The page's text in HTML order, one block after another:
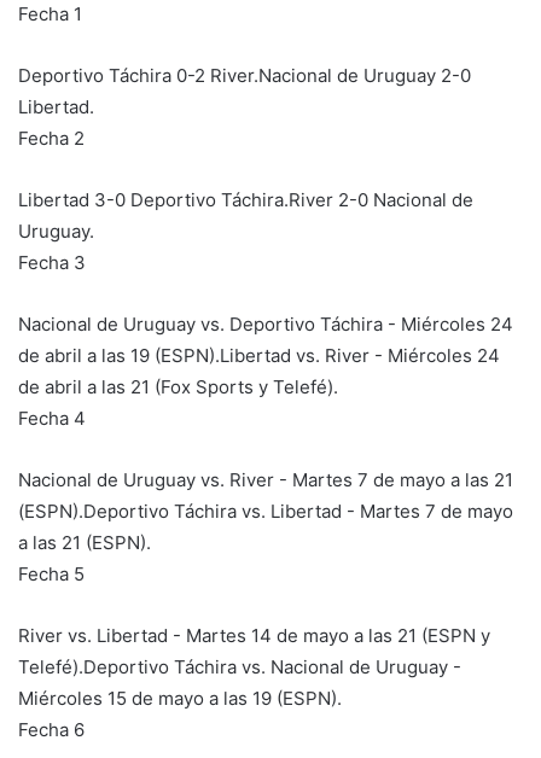
Fecha 1
Deportivo Táchira 0-2 River.Nacional de Uruguay 2-0
Libertad.
Fecha 2
Libertad 3-0 Deportivo Táchira.River 2-0 Nacional de
Uruguay.
Fecha 3
Nacional de Uruguay vs. Deportivo Táchira - Miércoles 24
de abril a las 19 (ESPN).Libertad vs. River - Miércoles 24
de abril a las 21 (Fox Sports y Telefé).
Fecha 4
Nacional de Uruguay vs. River - Martes 7 de mayo a las 21
(ESPN).Deportivo Táchira vs. Libertad - Martes 7 de mayo
a las 21 (ESPN).
Fecha 5
River vs. Libertad - Martes 14 de mayo a las 21 (ESPN y
Telefé).Deportivo Táchira vs. Nacional de Uruguay -
Miércoles 15 de mayo a las 19 (ESPN).
Fecha 6